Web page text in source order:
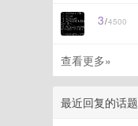
3/4500
查看更多»
最近回复的话题